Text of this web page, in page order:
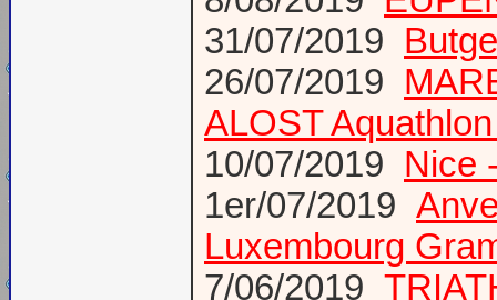
31/07/2019
26/07/2019
ALOST
10/07/2019 Nice
1er/07/2019
Luxembourg
7/06/2019